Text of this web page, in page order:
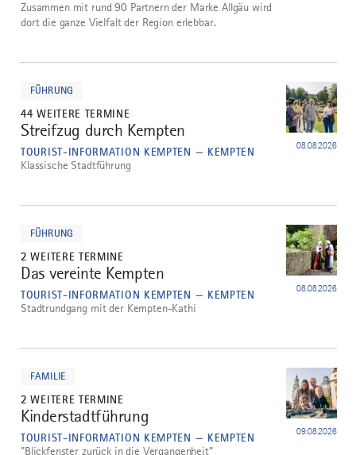
Zusammen mit rund 90 Partnern der Marke Allgäu wird
dort die ganze Vielfalt der Region erlebbar.
FÜHRUNG
44 WEITERE TERMINE
2
Streifzug durch Kempten
TOURIST-INFORMATION KEMPTEN — KEMPTEN 08.08.2026
Klassische Stadtführung
FÜHRUNG
2 WEITERE TERMINE
3
Das vereinte Kempten
TOURIST-INFORMATION KEMPTEN — KEMPTEN 08.08.2026
Stadtrundgang mit der Kempten-Kathi
FAMILIE
2 WEITERE TERMINE
4
Kinderstadtführung
TOURIST-INFORMATION KEMPTEN — KEMPTEN 09.08.2026
"Blickfenster zurück in die Vergangenheit"